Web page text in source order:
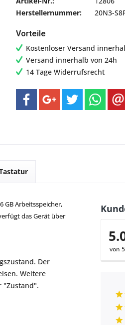
Herstellernummer:
20N3-
Vorteile
Kostenloser Versand
Versand innerhalb von 24h
14 Tage Widerrufsrecht
GB Arbeitsspeicher,
das Gerät über
Der
Weitere
"Zustand".
von